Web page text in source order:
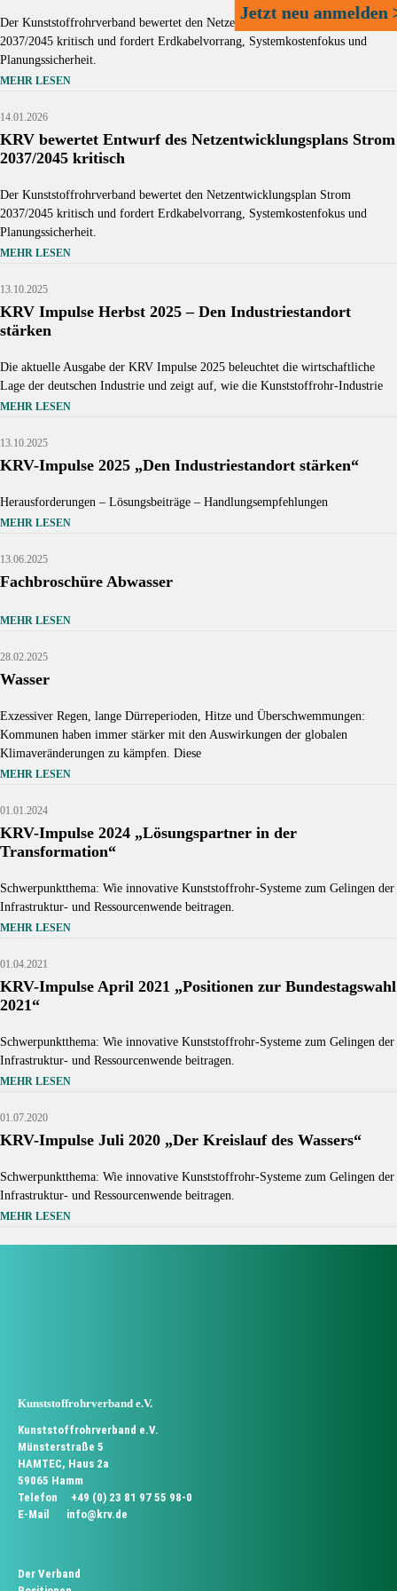
Jetzt neu anmelden
Der Kunststoffrohrverband bewertet den Netzentwicklungsplan Strom
2037/2045 kritisch und fordert Erdkabelvorrang, Systemkostenfokus und
Planungssicherheit.
MEHR LESEN
Source: wavin
14.01.2026
KRV bewertet Entwurf des Netzentwicklungsplans Strom
2037/2045 kritisch
Der Kunststoffrohrverband bewertet den Netzentwicklungsplan Strom
2037/2045 kritisch und fordert Erdkabelvorrang, Systemkostenfokus und
Planungssicherheit.
MEHR LESEN
13.10.2025
KRV Impulse Herbst 2025 – Den Industriestandort
stärken
Die aktuelle Ausgabe der KRV Impulse 2025 beleuchtet die wirtschaftliche
Lage der deutschen Industrie und zeigt auf, wie die Kunststoffrohr-Industrie
MEHR LESEN
Source: krv
13.10.2025
KRV-Impulse 2025 „Den Industriestandort stärken“
Herausforderungen – Lösungsbeiträge – Handlungsempfehlungen
MEHR LESEN
13.06.2025
Fachbroschüre Abwasser
MEHR LESEN
28.02.2025
Wasser
Exzessiver Regen, lange Dürreperioden, Hitze und Überschwemmungen:
Kommunen haben immer stärker mit den Auswirkungen der globalen
Klimaveränderungen zu kämpfen. Diese
MEHR LESEN
01.01.2024
KRV-Impulse 2024 „Lösungspartner in der
Transformation“
Schwerpunktthema: Wie innovative Kunststoffrohr-Systeme zum Gelingen der
Infrastruktur- und Ressourcenwende beitragen.
MEHR LESEN
01.04.2021
KRV-Impulse April 2021 „Positionen zur Bundestagswahl
2021“
Schwerpunktthema: Wie innovative Kunststoffrohr-Systeme zum Gelingen der
Infrastruktur- und Ressourcenwende beitragen.
MEHR LESEN
01.07.2020
KRV-Impulse Juli 2020 „Der Kreislauf des Wassers“
Schwerpunktthema: Wie innovative Kunststoffrohr-Systeme zum Gelingen der
Infrastruktur- und Ressourcenwende beitragen.
MEHR LESEN
Kunststoffrohrverband e.V.
Kunststoffrohrverband e.V.
Münsterstraße 5
HAMTEC, Haus 2a
59065 Hamm
Telefon
+49 (0) 23 81 97 55 98-0
E-Mail
info@krv.de
Der Verband